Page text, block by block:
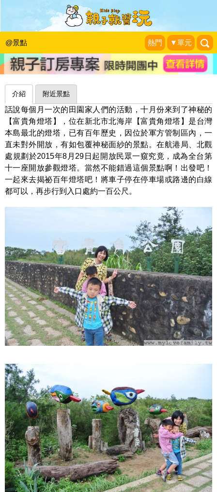
@景點 熱門 ▼單元
台灣極北端，揭祕百年燈塔～新北石門
富貴角燈塔
my Love Family|2015-10-25
介紹 附近景點
話說每個月一次的田園家人們的活動，十月份來到了神秘的
【富貴角燈塔】，位在新北市北海岸【富貴角燈塔】是台灣
本島最北的燈塔，已有百年歷史，因位於軍方管制區內，一
直未對外開放，有如包覆神秘面紗的景點。在航港局、北觀
處規劃於2015年8月29日起開放民眾一窺究竟，成為全台第
十一座開放參觀燈塔。當然不能錯過這個景點啊！出發吧！
一起來去揭祕百年燈塔吧！將車子停在停車場或路邊的白線
都可以，再步行到入口處約一百公尺。